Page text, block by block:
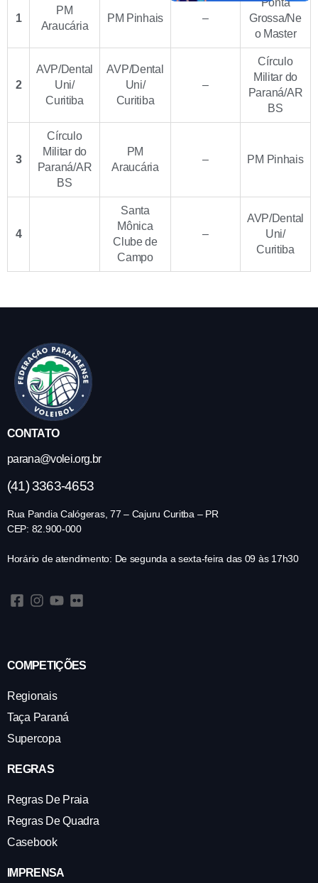
1
PM
Araucária
PM Pinhais –
Grossa/Ne
o Master
2
AVP/Dental
Uni/
Curitiba
AVP/Dental
Uni/
Curitiba
–
Círculo
Militar do
Paraná/AR
BS
3
Círculo
Militar do
Paraná/AR
BS
PM
Araucária
– PM Pinhais
4
Santa
Mônica
Clube de
Campo
–
AVP/Dental
Uni/
Curitiba
CONTATO
parana@volei.org.br
(41) 3363-4653
Rua Pandia Calógeras, 77 – Cajuru Curitba – PR
CEP: 82.900-000
Horário de atendimento: De segunda a sexta-feira das 09 às 17h30
COMPETIÇÕES
Regionais
Taça Paraná
Supercopa
REGRAS
Regras De Praia
Regras De Quadra
Casebook
IMPRENSA